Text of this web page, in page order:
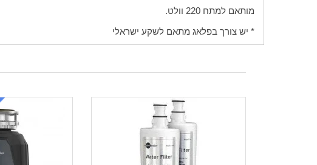
מותאם למתח 220 וולט.
* יש צורך בפלאג מתאם לשקע ישראלי